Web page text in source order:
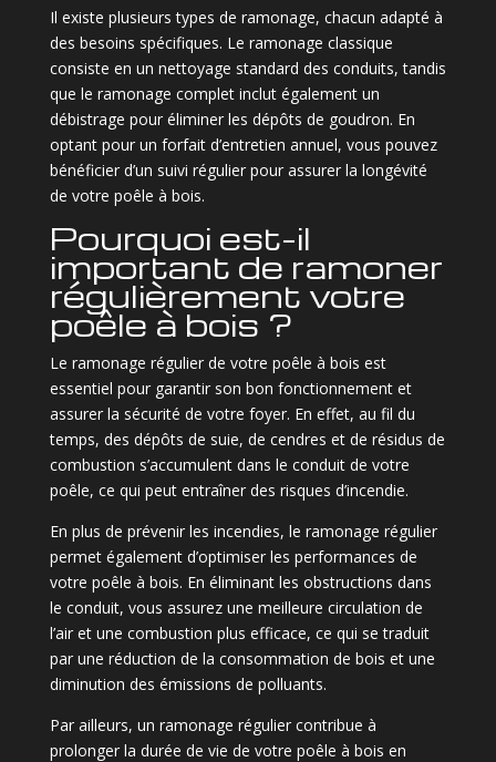
Il existe plusieurs types de ramonage, chacun adapté à
des besoins spécifiques. Le ramonage classique
consiste en un nettoyage standard des conduits, tandis
que le ramonage complet inclut également un
débistrage pour éliminer les dépôts de goudron. En
optant pour un forfait d’entretien annuel, vous pouvez
bénéficier d’un suivi régulier pour assurer la longévité
de votre poêle à bois.
Pourquoi est-il
important de ramoner
régulièrement votre
poêle à bois ?
Le ramonage régulier de votre poêle à bois est
essentiel pour garantir son bon fonctionnement et
assurer la sécurité de votre foyer. En effet, au fil du
temps, des dépôts de suie, de cendres et de résidus de
combustion s’accumulent dans le conduit de votre
poêle, ce qui peut entraîner des risques d’incendie.
En plus de prévenir les incendies, le ramonage régulier
permet également d’optimiser les performances de
votre poêle à bois. En éliminant les obstructions dans
le conduit, vous assurez une meilleure circulation de
l’air et une combustion plus efficace, ce qui se traduit
par une réduction de la consommation de bois et une
diminution des émissions de polluants.
Par ailleurs, un ramonage régulier contribue à
prolonger la durée de vie de votre poêle à bois en